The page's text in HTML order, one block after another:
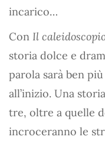
incarico…
Con Il
storia dolce e
parola sarà ben
all’inizio. Una
tre, oltre a quelle
incroceranno le